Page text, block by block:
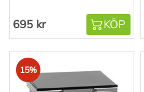
695 kr KÖP
15%